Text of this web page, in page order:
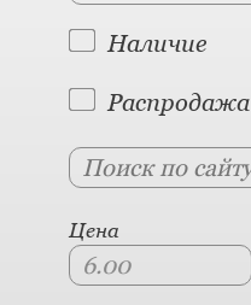
Наличие
Распродажа
Цена